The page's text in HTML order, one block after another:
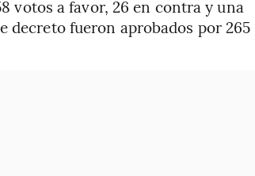
votos a favor, 26 en contra y una
decreto fueron aprobados por 265